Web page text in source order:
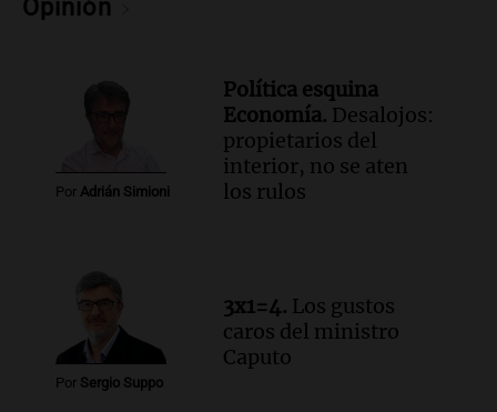
Mendoza y San Rafael
Panorama Federal
Episodios
Cómo serán los desalojos exprés
y contratos de alquiler si se aprueba la
Audio.
Se inaugura la décimo primera
exposición agrícola en Bulaya con
diversas atracciones para todos
Panorama Federal
Episodios
Opinión
Por Adrián Simioni
Política esquina
Economía. Desalojos:
propietarios del
interior, no se aten
los rulos
Por Sergio Suppo
3x1=4. Los gustos
caros del ministro
Caputo